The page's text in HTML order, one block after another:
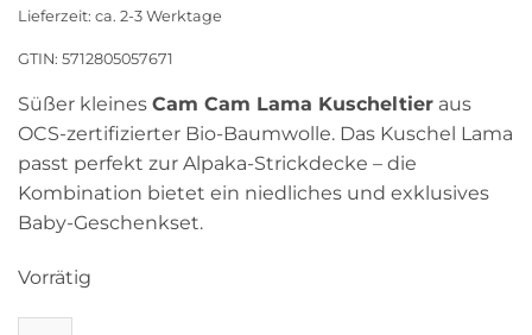
Lieferzeit: ca. 2-3 Werktage
GTIN: 5712805057671
Süßer kleines Cam Cam Lama Kuscheltier aus
OCS-zertifizierter Bio-Baumwolle. Das Kuschel Lama
passt perfekt zur Alpaka-Strickdecke – die
Kombination bietet ein niedliches und exklusives
Baby-Geschenkset.
Vorrätig